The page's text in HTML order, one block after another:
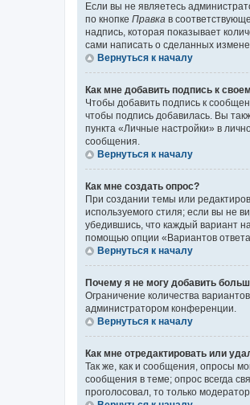
Если вы не являетесь
по кнопке Правка в
надпись, которая показывает
сами написать о сделанных
Вернуться к началу
Как мне добавить подпись к
Чтобы добавить подпись к
чтобы подпись добавилась. Вы
пункта «Личные настройки» в
сообщения.
Вернуться к началу
Как мне создать опрос?
При создании темы или
используемого стиля; если вы не
убедившись, что каждый вариант
помощью опции «Вариантов
Вернуться к началу
Почему я не могу добавить
Ограничение количества
администратором конференции.
Вернуться к началу
Как мне отредактировать или
Так же, как и сообщения, опросы
сообщения в теме; опрос всегда
проголосовал, то только